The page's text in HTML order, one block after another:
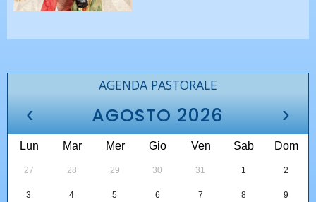
AGENDA PASTORALE
‹ AGOSTO 2026 ›
Lun Mar Mer Gio Ven Sab Dom
27 28 29 30 31 1 2
3 4 5 6 7 8 9